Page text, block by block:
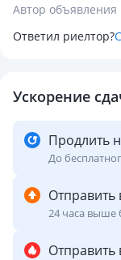
• удобная локация
• подходит
Идеально под
центр, салон
⚠️ Не
Стоимость
Автор объявления
Ответил риелтор?
Ускорение
Продлить
До
Отправить
24 часа выше
Отправить